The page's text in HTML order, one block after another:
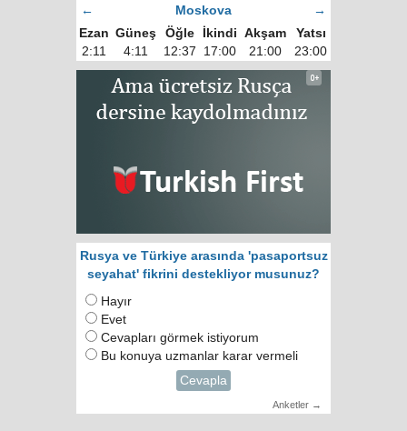
←
Moskova
→
Ezan Güneş Öğle İkindi Akşam
Yatsı
2:11
4:11 12:37 17:00 21:00 23:00
Rusya ve Türkiye arasında 'pasaportsuz
seyahat' fikrini destekliyor musunuz?
Hayır
Evet
Cevapları görmek istiyorum
Bu konuya uzmanlar karar vermeli
Cevapla
Anketler →